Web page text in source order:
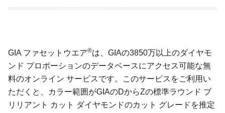
GIA ファセットウエア®は、GIAの3850万以上のダイヤモ
ンド プロポーションのデータベースにアクセス可能な無
料のオンライン サービスです。このサービスをご利用い
ただくと、カラー範囲がGIAのDからZの標準ラウンド ブ
リリアント カット ダイヤモンドのカット グレードを推定